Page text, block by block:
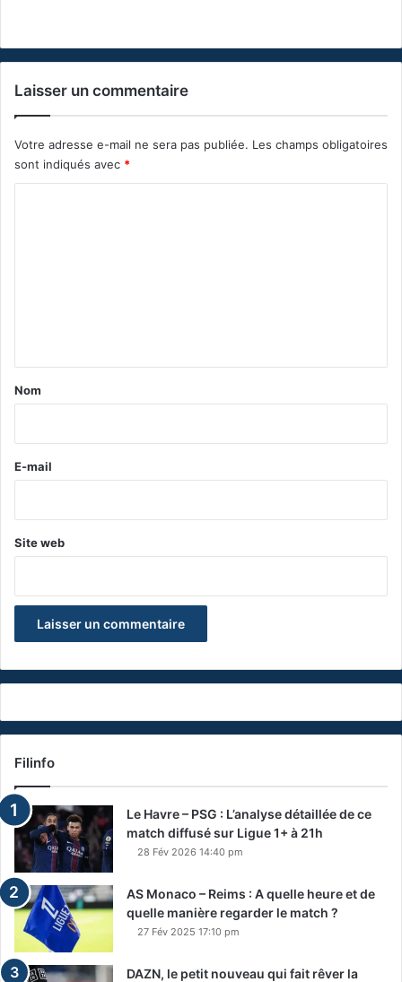
Laisser un commentaire
Votre adresse e-mail ne sera pas publiée. Les champs obligatoires
sont indiqués avec *
a
e
Nom
E-mail
Site web
Filinfo
Le Havre – PSG : L’analyse détaillée de ce
match diffusé sur Ligue 1+ à 21h
28 Fév 2026 14:40 pm
AS Monaco – Reims : A quelle heure et de
quelle manière regarder le match ?
27 Fév 2025 17:10 pm
DAZN, le petit nouveau qui fait rêver la